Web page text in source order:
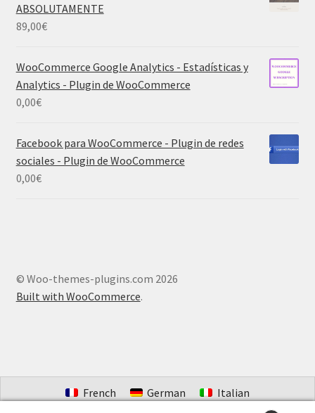
ABSOLUTAMENTE
89,00€
WooCommerce Google Analytics - Estadísticas y
Analytics - Plugin de WooCommerce
0,00€
Facebook para WooCommerce - Plugin de redes
sociales - Plugin de WooCommerce
0,00€
© Woo-themes-plugins.com 2026
Built with WooCommerce.
French German
Italian